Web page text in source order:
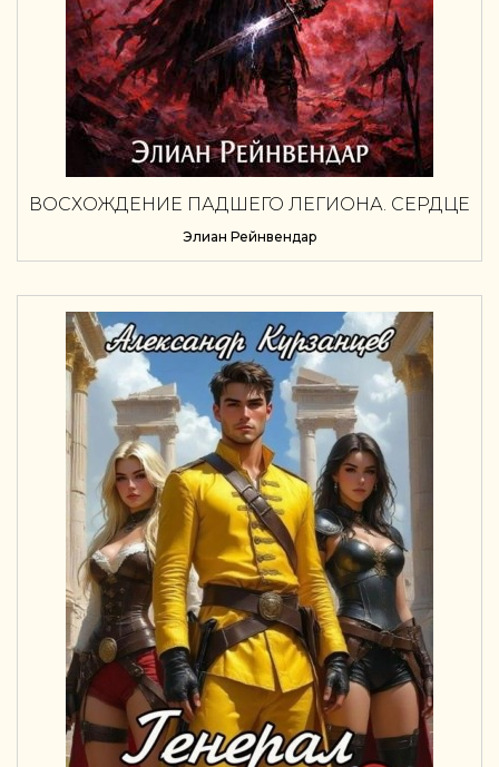
ВОСХОЖДЕНИЕ ПАДШЕГО ЛЕГИОНА. СЕРДЦЕ
БУРИ
Элиан Рейнвендар